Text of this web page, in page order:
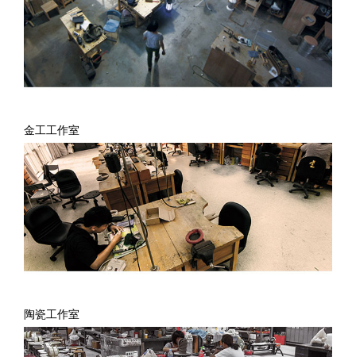
金工工作室
陶瓷工作室